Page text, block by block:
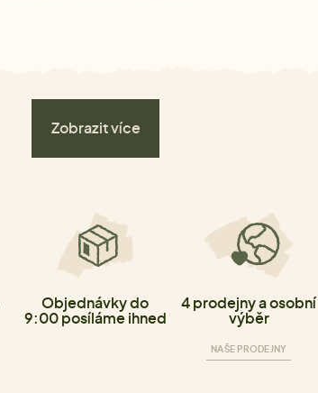
Zobrazit více
Objednávky do
9:00 posíláme ihned
4 prodejny a osobní
výběr
NAŠE PRODEJNY